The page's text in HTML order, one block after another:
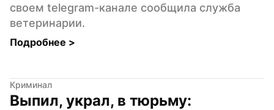
своем telegram-канале сообщила служба
ветеринарии.
Подробнее >
Криминал
Выпил, украл, в тюрьму: